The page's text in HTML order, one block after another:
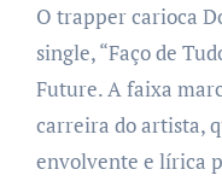
O trapper carioca
single, “Faço de
Future. A faixa
carreira do artista,
envolvente e lírica